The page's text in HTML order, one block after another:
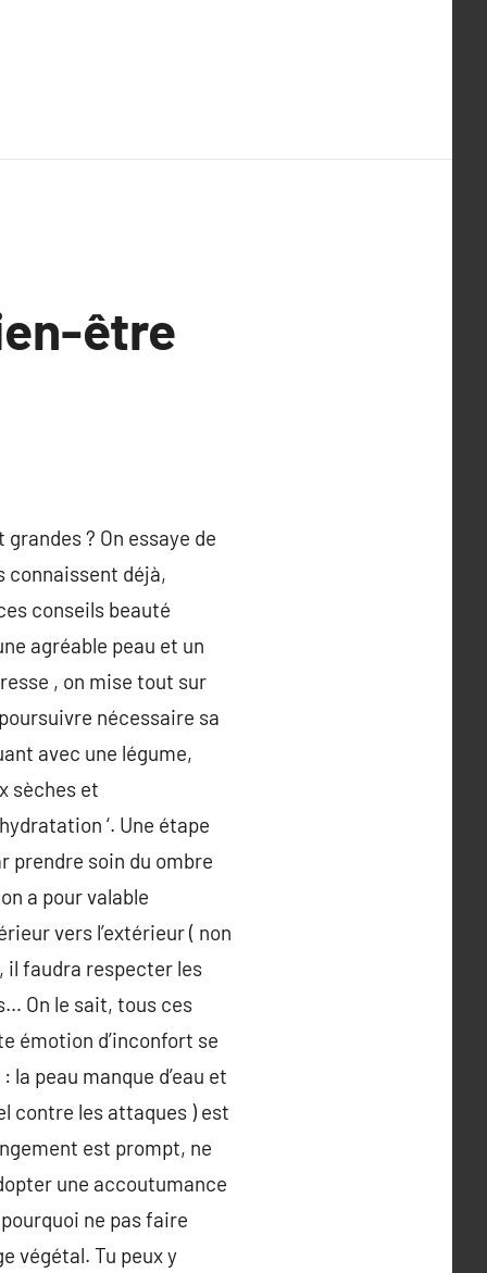
être
? On essaye de
connaissent déjà,
conseils beauté
agréable peau et un
, on mise tout sur
nécessaire sa
avec une légume,
sèches et
‘. Une étape
prendre soin du ombre
a pour valable
vers l’extérieur ( non
il faudra respecter les
On le sait, tous ces
émotion d’inconfort se
peau manque d’eau et
contre les attaques ) est
est prompt, ne
une accoutumance
ne pas faire
végétal. Tu peux y